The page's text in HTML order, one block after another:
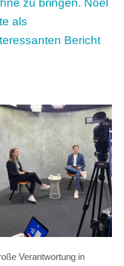
zu bringen. Noel
als
Bericht
Verantwortung in